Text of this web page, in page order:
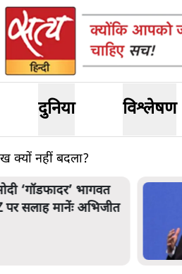
दुनिया विश्लेषण
क्यों नहीं बदला?
मार्क ज़करबर्ग का माफीनामाः
अंदर की बात है